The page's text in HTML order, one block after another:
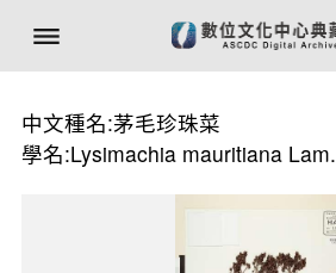
中文種名:茅毛珍珠菜
學名:Lysimachia mauritiana Lam.